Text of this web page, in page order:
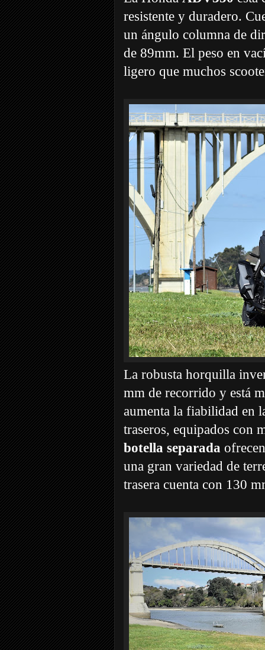
resistente y duradero.
un ángulo columna de
de 89mm. El peso en
ligero que muchos
La robusta horquilla
mm de recorrido y está
aumenta la fiabilidad en
traseros, equipados con
botella separada
una gran variedad de
trasera cuenta con 130